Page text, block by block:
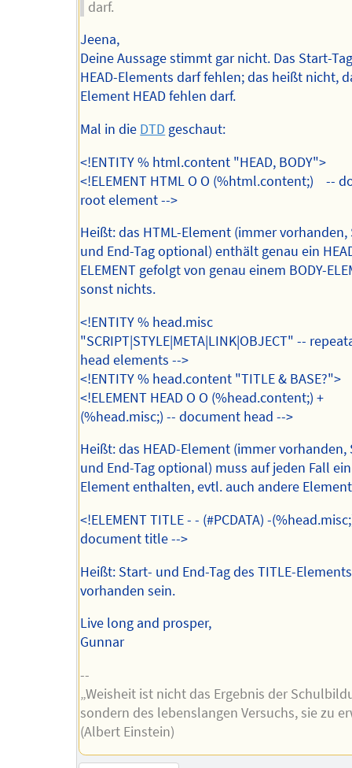
darf.
Jeena,
Deine Aussage stimmt gar nicht. Das Start-
HEAD-Elements darf fehlen; das heißt nicht,
Element HEAD fehlen darf.
Mal in die DTD geschaut:
<!ENTITY % html.content "HEAD, BODY">
<!ELEMENT HTML O O (%html.content;) --
root element -->
Heißt: das HTML-Element (immer vorhanden,
und End-Tag optional) enthält genau ein
ELEMENT gefolgt von genau einem BODY-
sonst nichts.
<!ENTITY % head.misc
"SCRIPT|STYLE|META|LINK|OBJECT" --
head elements -->
<!ENTITY % head.content "TITLE & BASE?">
<!ELEMENT HEAD O O (%head.content;) +
(%head.misc;) -- document head -->
Heißt: das HEAD-Element (immer vorhanden,
und End-Tag optional) muss auf jeden Fall
Element enthalten, evtl. auch andere
<!ELEMENT TITLE - - (#PCDATA) -
document title -->
Heißt: Start- und End-Tag des TITLE-
vorhanden sein.
Live long and prosper,
Gunnar
--
„Weisheit ist nicht das Ergebnis der
sondern des lebenslangen Versuchs, sie zu
(Albert Einstein)